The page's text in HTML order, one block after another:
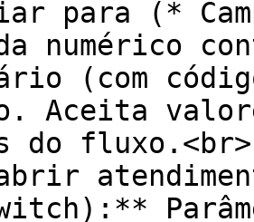
para (*
numérico
(com
Aceita
do fluxo.<br>